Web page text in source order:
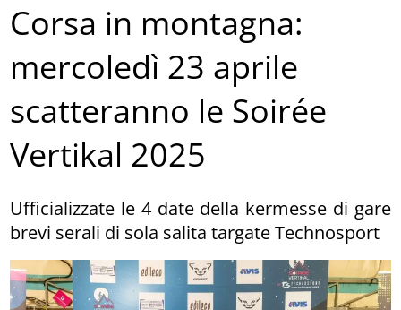
Corsa in montagna:
mercoledì 23 aprile
scatteranno le Soirée
Vertikal 2025
Ufficializzate le 4 date della kermesse di gare
brevi serali di sola salita targate Technosport